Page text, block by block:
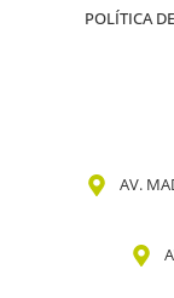
POLÍTICA
AV.